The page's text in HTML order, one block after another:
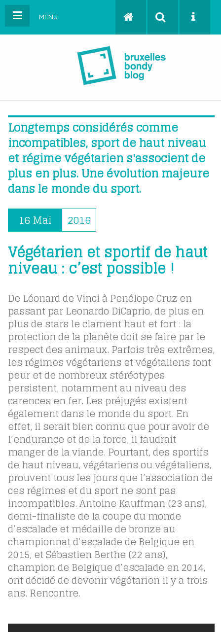
MENU
Longtemps considérés comme
incompatibles, sport de haut niveau
et régime végétarien s'associent de
plus en plus. Une évolution majeure
dans le monde du sport.
16 Mai 2016
Végétarien et sportif de haut
niveau : c’est possible !
De Léonard de Vinci à Penélope Cruz en
passant par Leonardo DiCaprio, de plus en
plus de stars le clament haut et fort : la
protection de la planète doit se faire par le
respect des animaux. Parfois très extrêmes,
les régimes végétariens et végétaliens font
peur et de nombreux stéréotypes
persistent, notamment au niveau des
carences en fer. Les préjugés existent
également dans le monde du sport. En
effet, il serait bien connu que pour avoir de
l’endurance et de la force, il faudrait
manger de la viande. Pourtant, des sportifs
de haut niveau, végétariens ou végétaliens,
prouvent tous les jours que l’association de
ces régimes et du sport ne sont pas
incompatibles. Antoine Kauffman (23 ans),
demi-finaliste de la coupe du monde
d’escalade et médaille de bronze au
championnat d’escalade de Belgique en
2015, et Sébastien Berthe (22 ans),
champion de Belgique d’escalade en 2014,
ont décidé de devenir végétarien il y a trois
ans. Rencontre.